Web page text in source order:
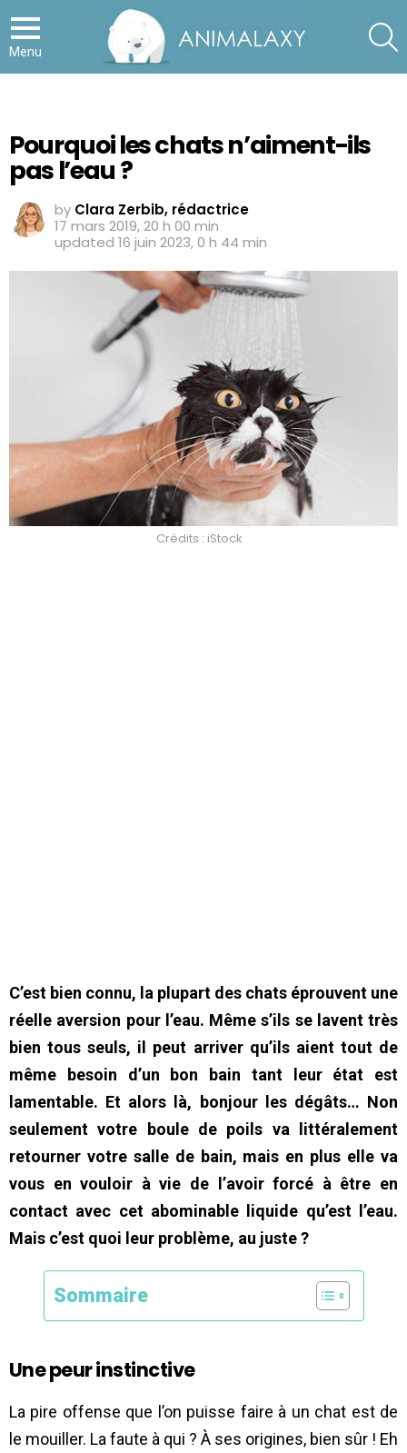
Menu
Pourquoi les chats n’aiment-ils
pas l’eau ?
by Clara Zerbib, rédactrice
17 mars 2019, 20 h 00 min
updated 16 juin 2023, 0 h 44 min
Crédits : iStock
C’est bien connu, la plupart des chats éprouvent une
réelle aversion pour l’eau. Même s’ils se lavent très
bien tous seuls, il peut arriver qu’ils aient tout de
même besoin d’un bon bain tant leur état est
lamentable. Et alors là, bonjour les dégâts… Non
seulement votre boule de poils va littéralement
retourner votre salle de bain, mais en plus elle va
vous en vouloir à vie de l’avoir forcé à être en
contact avec cet abominable liquide qu’est l’eau.
Mais c’est quoi leur problème, au juste ?
Sommaire
Une peur instinctive
La pire offense que l’on puisse faire à un chat est de
le mouiller. La faute à qui ? À ses origines, bien sûr ! Eh